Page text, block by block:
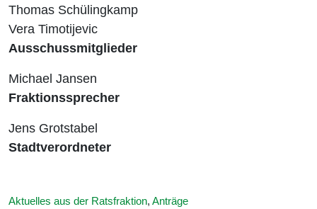
Thomas Schülingkamp
Vera Timotijevic
Ausschussmitglieder
Michael Jansen
Fraktionssprecher
Jens Grotstabel
Stadtverordneter
Aktuelles aus der Ratsfraktion, Anträge